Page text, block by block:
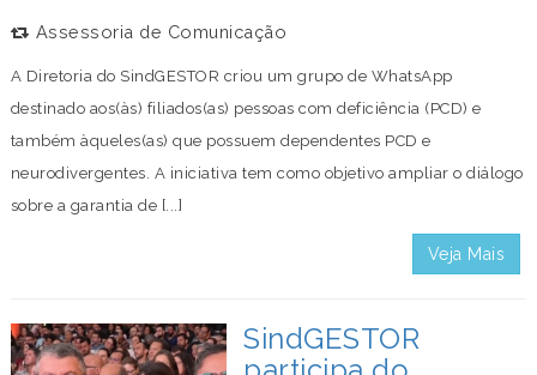
Assessoria de Comunicação
A Diretoria do SindGESTOR criou um grupo de WhatsApp
destinado aos(às) filiados(as) pessoas com deficiência (PCD) e
também àqueles(as) que possuem dependentes PCD e
neurodivergentes. A iniciativa tem como objetivo ampliar o diálogo
sobre a garantia de [...]
Veja Mais
SindGESTOR